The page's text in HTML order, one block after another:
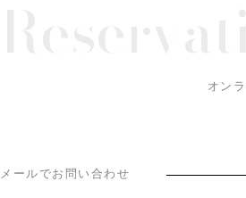
オン
メールでお問い合わせ